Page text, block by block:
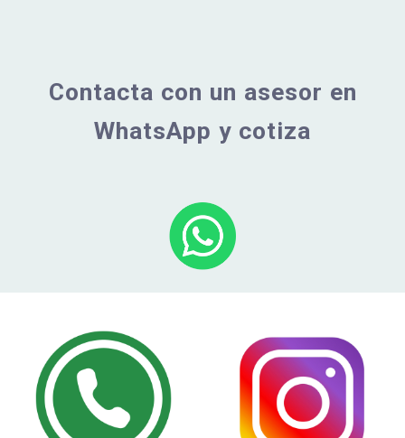
Contacta con un asesor en
WhatsApp y cotiza